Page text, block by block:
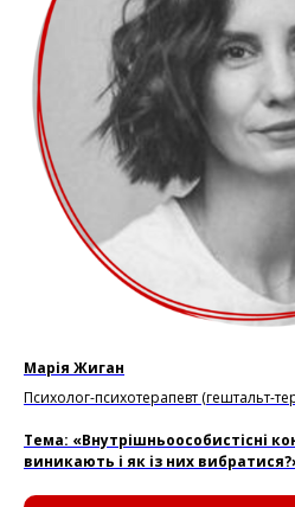
Марія Жиган
Психолог-психотерапевт (гештальт-
Тема: «Внутрішньоособистісні
виникають і як із них